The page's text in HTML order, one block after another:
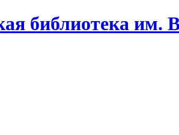
библиотека им.